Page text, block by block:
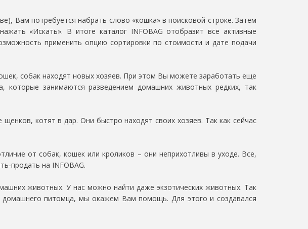
Вам потребуется набрать слово «кошка» в поисковой строке. Затем
«Искать». В итоге каталог INFOBAG отобразит все активные
применить опцию сортировки по стоимости и дате подачи
собак находят новых хозяев. При этом Вы можете заработать еще
которые занимаются разведением домашних животных редких, так
котят в дар. Они быстро находят своих хозяев. Так как сейчас
от собак, кошек или кроликов – они неприхотливы в уходе. Все,
продать на INFOBAG.
животных. У нас можно найти даже экзотических животных. Так
питомца, мы окажем Вам помощь. Для этого и создавался